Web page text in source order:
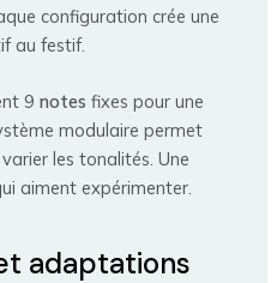
configuration crée une
au festif.
9notes fixes pour une
modulaire permet
les tonalités. Une
aiment expérimenter.
adaptations